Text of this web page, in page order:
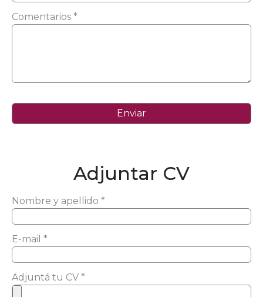
Comentarios *
Adjuntar CV
Nombre y apellido *
E-mail *
Adjuntá tu CV *